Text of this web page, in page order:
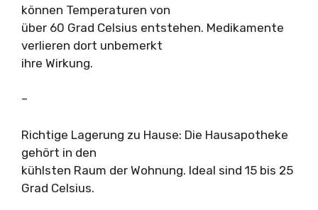
können Temperaturen von
über 60 Grad Celsius entstehen. Medikamente
verlieren dort unbemerkt
ihre Wirkung.
–
Richtige Lagerung zu Hause: Die Hausapotheke
gehört in den
kühlsten Raum der Wohnung. Ideal sind 15 bis 25
Grad Celsius.